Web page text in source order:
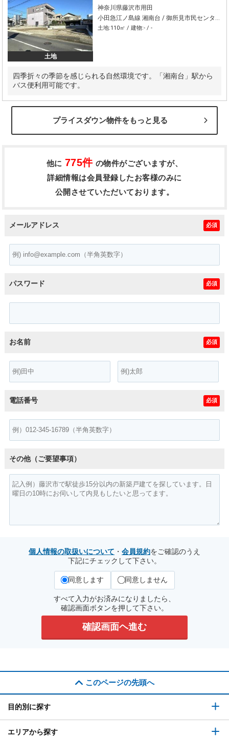
土地
神奈川県藤沢市用田
小田急江ノ島線 湘南台 / 御所見市民センター前 バス17分 停歩1分
土地:110㎡ / 建物:- / -
四季折々の季節を感じられる自然環境です。「湘南台」駅から
バス便利用可能です。
プライスダウン物件をもっと見る
他に 775件 の物件がございますが、
詳細情報は会員登録したお客様のみに
公開させていただいております。
メールアドレス 必須
パスワード 必須
お名前 必須
電話番号 必須
その他（ご要望事項）
個人情報の取扱いについて ・ 会員規約をご確認のうえ
下記にチェックして下さい。
同意します 同意しません
すべて入力がお済みになりましたら、
確認画面ボタンを押して下さい。
このページの先頭へ
目的別に探す
エリアから探す